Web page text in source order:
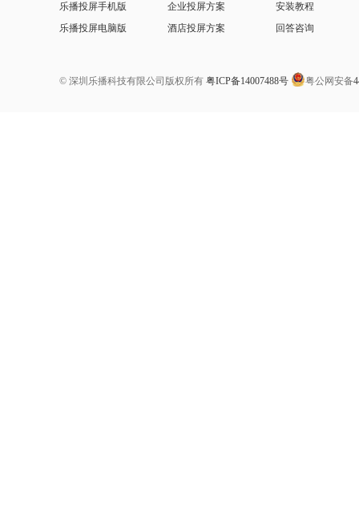
乐播投屏手机版
乐播投屏电脑版
企业投屏方案
酒店投屏方案
安装教程
回答咨询
© 深圳乐播科技有限公司版权所有 粤ICP备14007488号 粤公网安备